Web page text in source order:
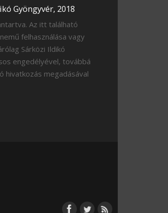
Gyöngyvér, 2018
Az itt található
felhasználása vagy
Sárközi Ildikó
engedélyével, továbbá
hivatkozás megadásával